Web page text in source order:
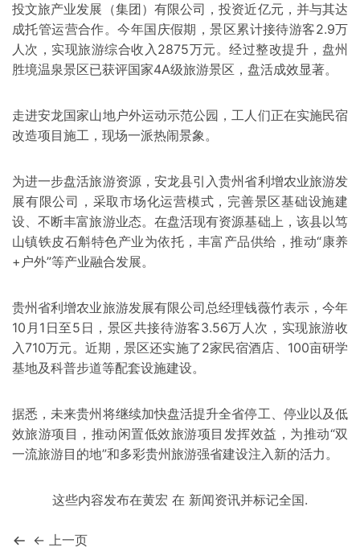
投文旅产业发展（集团）有限公司，投资近亿元，并与其达
成托管运营合作。今年国庆假期，景区累计接待游客2.9万
人次，实现旅游综合收入2875万元。经过整改提升，盘州
胜境温泉景区已获评国家4A级旅游景区，盘活成效显著。
走进安龙国家山地户外运动示范公园，工人们正在实施民宿
改造项目施工，现场一派热闹景象。
为进一步盘活旅游资源，安龙县引入贵州省利增农业旅游发
展有限公司，采取市场化运营模式，完善景区基础设施建
设、不断丰富旅游业态。在盘活现有资源基础上，该县以笃
山镇铁皮石斛特色产业为依托，丰富产品供给，推动“康养
+户外”等产业融合发展。
贵州省利增农业旅游发展有限公司总经理钱薇竹表示，今年
10月1日至5日，景区共接待游客3.56万人次，实现旅游收
入710万元。近期，景区还实施了2家民宿酒店、100亩研学
基地及科普步道等配套设施建设。
据悉，未来贵州将继续加快盘活提升全省停工、停业以及低
效旅游项目，推动闲置低效旅游项目发挥效益，为推动“双
一流旅游目的地”和多彩贵州旅游强省建设注入新的活力。
这些内容发布在黄宏 在 新闻资讯并标记全国.
← 上一页